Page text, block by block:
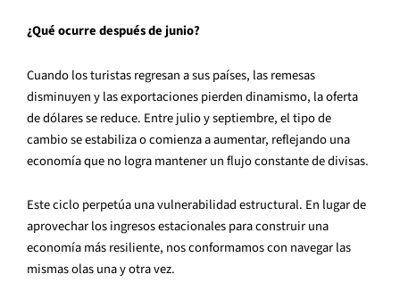
¿Qué ocurre después de junio?
Cuando los turistas regresan a sus países, las remesas
disminuyen y las exportaciones pierden dinamismo, la oferta
de dólares se reduce. Entre julio y septiembre, el tipo de
cambio se estabiliza o comienza a aumentar, reflejando una
economía que no logra mantener un flujo constante de divisas.
Este ciclo perpetúa una vulnerabilidad estructural. En lugar de
aprovechar los ingresos estacionales para construir una
economía más resiliente, nos conformamos con navegar las
mismas olas una y otra vez.